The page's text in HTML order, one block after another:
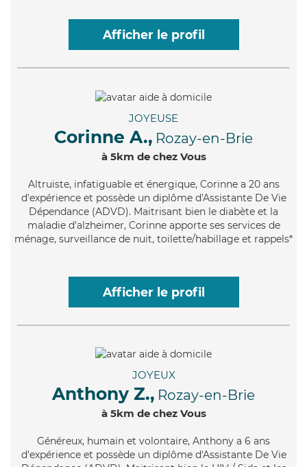
Afficher le profil
JOYEUSE
Corinne A., Rozay-en-Brie
à 5km de chez Vous
Altruiste, infatiguable et énergique, Corinne a 20 ans
d'expérience et possède un diplôme d'Assistante De Vie
Dépendance (ADVD). Maitrisant bien le diabète et la
maladie d'alzheimer, Corinne apporte ses services de
ménage, surveillance de nuit, toilette/habillage et rappels*
Afficher le profil
JOYEUX
Anthony Z., Rozay-en-Brie
à 5km de chez Vous
Généreux, humain et volontaire, Anthony a 6 ans
d'expérience et possède un diplôme d'Assistante De Vie